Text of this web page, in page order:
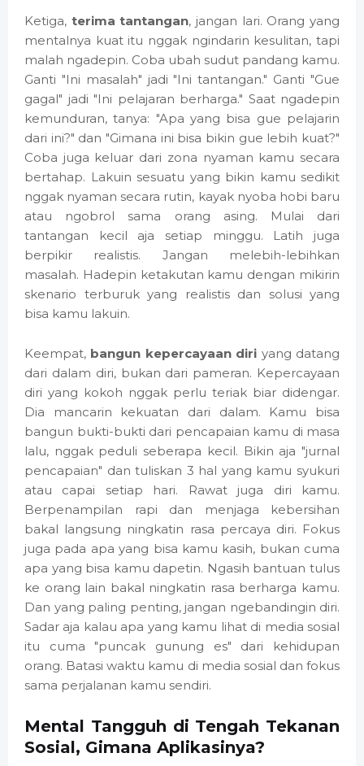
Ketiga, terima tantangan, jangan lari. Orang yang
mentalnya kuat itu nggak ngindarin kesulitan, tapi
malah ngadepin. Coba ubah sudut pandang kamu.
Ganti "Ini masalah" jadi "Ini tantangan." Ganti "Gue
gagal" jadi "Ini pelajaran berharga." Saat ngadepin
kemunduran, tanya: "Apa yang bisa gue pelajarin
dari ini?" dan "Gimana ini bisa bikin gue lebih kuat?"
Coba juga keluar dari zona nyaman kamu secara
bertahap. Lakuin sesuatu yang bikin kamu sedikit
nggak nyaman secara rutin, kayak nyoba hobi baru
atau ngobrol sama orang asing. Mulai dari
tantangan kecil aja setiap minggu. Latih juga
berpikir realistis. Jangan melebih-lebihkan
masalah. Hadepin ketakutan kamu dengan mikirin
skenario terburuk yang realistis dan solusi yang
bisa kamu lakuin.
Keempat, bangun kepercayaan diri yang datang
dari dalam diri, bukan dari pameran. Kepercayaan
diri yang kokoh nggak perlu teriak biar didengar.
Dia mancarin kekuatan dari dalam. Kamu bisa
bangun bukti-bukti dari pencapaian kamu di masa
lalu, nggak peduli seberapa kecil. Bikin aja "jurnal
pencapaian" dan tuliskan 3 hal yang kamu syukuri
atau capai setiap hari. Rawat juga diri kamu.
Berpenampilan rapi dan menjaga kebersihan
bakal langsung ningkatin rasa percaya diri. Fokus
juga pada apa yang bisa kamu kasih, bukan cuma
apa yang bisa kamu dapetin. Ngasih bantuan tulus
ke orang lain bakal ningkatin rasa berharga kamu.
Dan yang paling penting, jangan ngebandingin diri.
Sadar aja kalau apa yang kamu lihat di media sosial
itu cuma "puncak gunung es" dari kehidupan
orang. Batasi waktu kamu di media sosial dan fokus
sama perjalanan kamu sendiri.
Mental Tangguh di Tengah Tekanan
Sosial, Gimana Aplikasinya?